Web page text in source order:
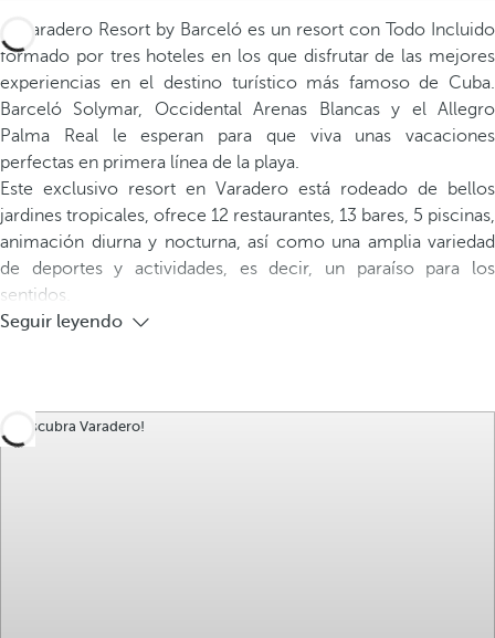
El Varadero Resort by Barceló es un resort con Todo Incluido
formado por tres hoteles en los que disfrutar de las mejores
experiencias en el destino turístico más famoso de Cuba.
Barceló Solymar, Occidental Arenas Blancas y el Allegro
Palma Real le esperan para que viva unas vacaciones
perfectas en primera línea de la playa.
Este exclusivo resort en Varadero está rodeado de bellos
jardines tropicales, ofrece 12 restaurantes, 13 bares, 5 piscinas,
animación diurna y nocturna, así como una amplia variedad
de deportes y actividades, es decir, un paraíso para los
sentidos.
Seguir leyendo
¡Descubra Varadero!